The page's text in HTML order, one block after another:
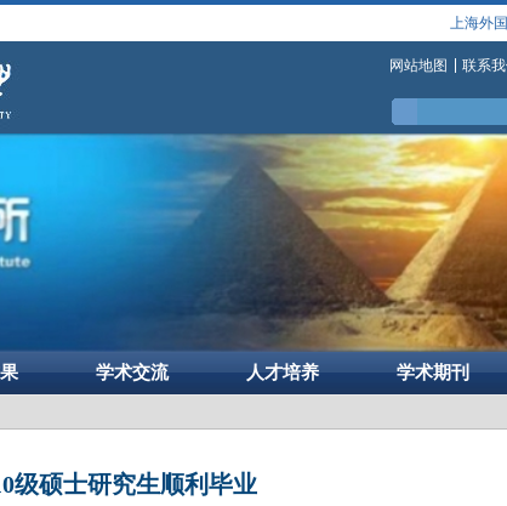
上海外
网站地图 联系
学术交流 人才培养 学术期刊
级硕士研究生顺利毕业